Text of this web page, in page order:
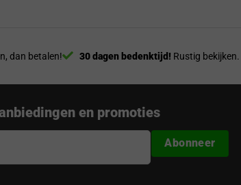
dan betalen! 30 dagen bedenktijd! Rustig bekijken.
en promoties
Abonneer